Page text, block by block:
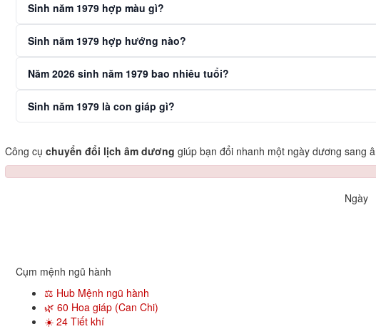
Sinh năm 1979 hợp màu gì?
Sinh năm 1979 hợp hướng nào?
Năm 2026 sinh năm 1979 bao nhiêu tuổi?
Sinh năm 1979 là con giáp gì?
Công cụ chuyển đổi lịch âm dương giúp bạn đổi nhanh một ngày dương sang
Ngày
Cụm mệnh ngũ hành
⚖️ Hub Mệnh ngũ hành
🌿 60 Hoa giáp (Can Chi)
☀️ 24 Tiết khí